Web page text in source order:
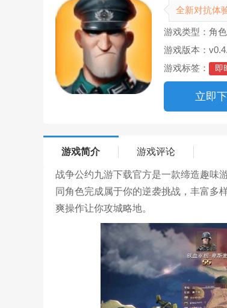
全新对抗体
游戏类型：角
游戏版本：
游戏标签：
即
立即
游戏简介 游戏评论
战争公约九游下载官方是一款缔造趣味
同角色完成属于你的逆袭挑战，丰富多
爽操作让你攻城略地。